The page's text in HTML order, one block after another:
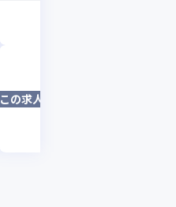
この求人は募集終了しました